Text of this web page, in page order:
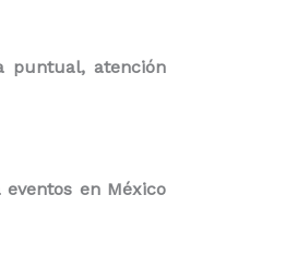
puntual, atención
en México